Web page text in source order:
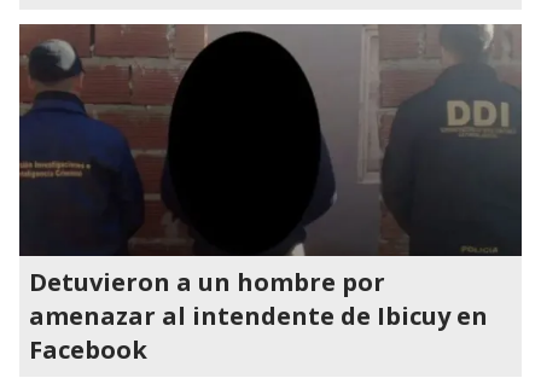
Detuvieron a un hombre por
amenazar al intendente de Ibicuy en
Facebook